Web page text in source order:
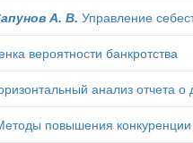
А. В. Управление
вероятности банкротства
анализ отчета
повышения конкуренции